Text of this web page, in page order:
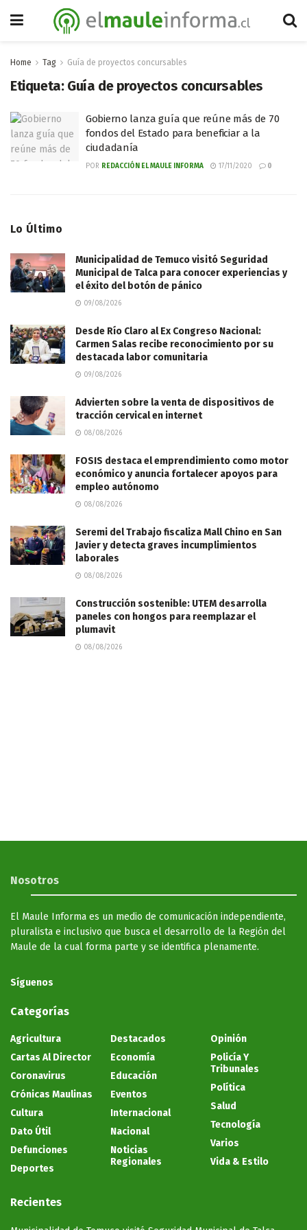
Home Tag Guía de proyectos concursables
Etiqueta: Guía de proyectos concursables
Gobierno lanza guía que reúne más de 70
fondos del Estado para beneficiar a la
ciudadanía
POR REDACCIÓN EL MAULE INFORMA 17/11/2020 0
Lo Último
Municipalidad de Temuco visitó Seguridad
Municipal de Talca para conocer experiencias y
el éxito del botón de pánico
09/08/2026
Desde Río Claro al Ex Congreso Nacional:
Carmen Salas recibe reconocimiento por su
destacada labor comunitaria
09/08/2026
Advierten sobre la venta de dispositivos de
tracción cervical en internet
08/08/2026
FOSIS destaca el emprendimiento como motor
económico y anuncia fortalecer apoyos para
empleo autónomo
08/08/2026
Seremi del Trabajo fiscaliza Mall Chino en San
Javier y detecta graves incumplimientos
laborales
08/08/2026
Construcción sostenible: UTEM desarrolla
paneles con hongos para reemplazar el
plumavit
08/08/2026
Nosotros
El Maule Informa es un medio de comunicación independiente,
pluralista e inclusivo que busca el desarrollo de la Región del
Maule de la cual forma parte y se identifica plenamente.
Síguenos
Categorías
Agricultura
Cartas Al Director
Coronavirus
Crónicas Maulinas
Cultura
Dato Útil
Defunciones
Deportes
Destacados
Economía
Educación
Eventos
Internacional
Nacional
Noticias
Regionales
Opinión
Policía Y
Tribunales
Política
Salud
Tecnología
Varios
Vida & Estilo
Recientes